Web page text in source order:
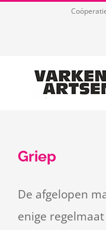
Griep
De afgelopen
enige